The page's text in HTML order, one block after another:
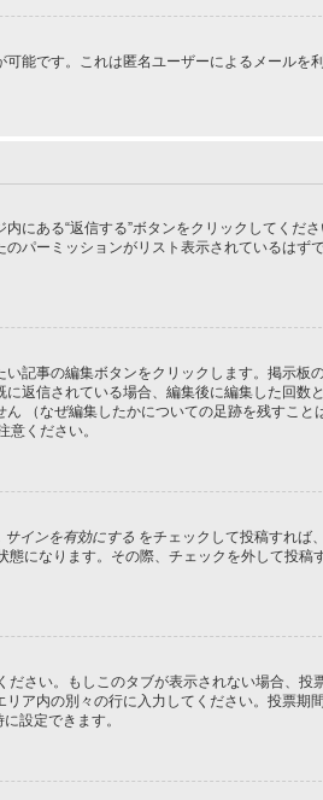
能です。これは匿名ユーザーによるメールを
にある“返信する”ボタンをクリックしてくだ
パーミッションがリスト表示されているはず
記事の編集ボタンをクリックします。掲示板
返信されている場合、編集後に編集した回数
（なぜ編集したかについての足跡を残すこと
ください。
サインを有効にする をチェックして投稿すれば
態になります。その際、チェックを外して投稿
さい。もしこのタブが表示されない場合、投
ア内の別々の行に入力してください。投票期
設定できます。